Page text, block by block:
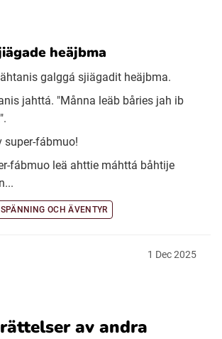
heäjbma
galggá sjiägadit heäjbma.
jahttá. "Månna leäb båries jah ib
super-fábmuo!
fábmuo leä ahttie máhttá båhtije
SPÄNNING OCH ÄVENTYR
1 Dec 2025
av andra